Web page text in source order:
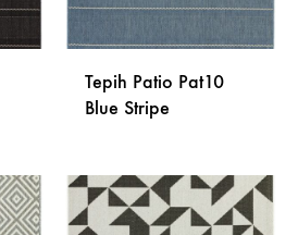
DODAJ
NA
Tepih Patio Pat10
Blue Stripe